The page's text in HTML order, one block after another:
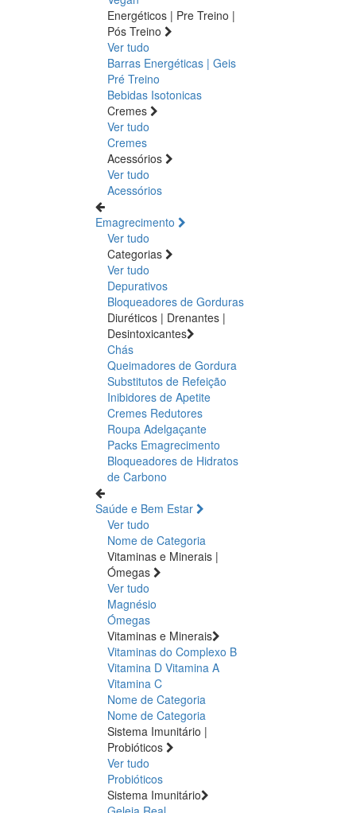
Energéticos | Pre Treino |
Pós Treino
Ver tudo
Barras Energéticas | Geis
Pré Treino
Bebidas Isotonicas
Cremes
Ver tudo
Cremes
Acessórios
Ver tudo
Acessórios
Emagrecimento
Ver tudo
Categorias
Ver tudo
Depurativos
Bloqueadores de Gorduras
Diuréticos | Drenantes |
Desintoxicantes
Chás
Queimadores de Gordura
Substitutos de Refeição
Inibidores de Apetite
Cremes Redutores
Roupa Adelgaçante
Packs Emagrecimento
Bloqueadores de Hidratos
de Carbono
Saúde e Bem Estar
Ver tudo
Nome de Categoria
Vitaminas e Minerais |
Ómegas
Ver tudo
Magnésio
Ómegas
Vitaminas e Minerais
Vitaminas do Complexo B
Vitamina D Vitamina A
Vitamina C
Nome de Categoria
Nome de Categoria
Sistema Imunitário |
Probióticos
Ver tudo
Probióticos
Sistema Imunitário